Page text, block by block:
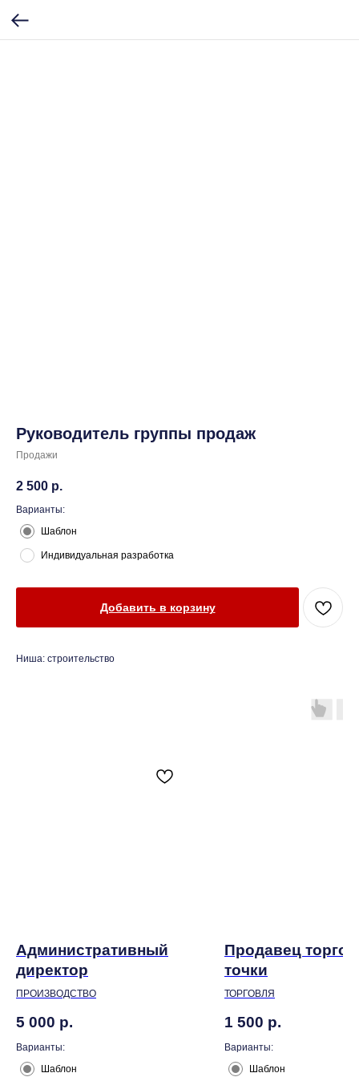
Руководитель группы продаж
Продажи
2 500 р.
Варианты:
Шаблон
Индивидуальная разработка
Добавить в корзину
Ниша: строительство
Административный
директор
ПРОИЗВОДСТВО
5 000 р.
Варианты:
Шаблон
Продавец
точки
ТОРГОВЛЯ
1 500 р.
Варианты:
Шаблон